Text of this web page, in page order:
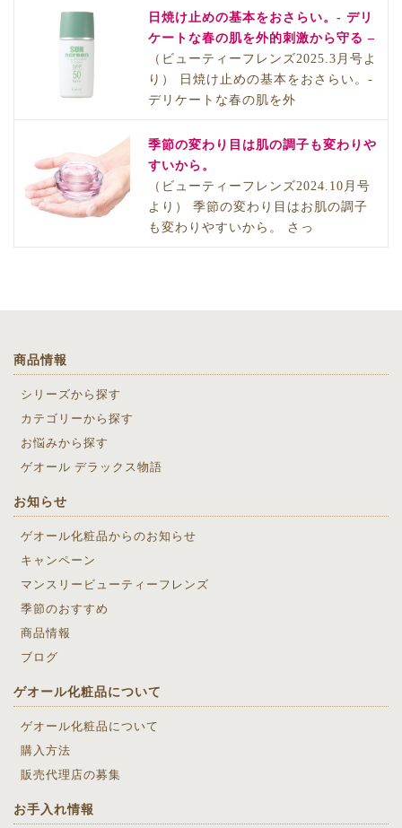
日焼け止めの基本をおさらい。- デリ
ケートな春の肌を外的刺激から守る –
（ビューティーフレンズ2025.3月号よ
り） 日焼け止めの基本をおさらい。-
デリケートな春の肌を外
季節の変わり目は肌の調子も変わりや
すいから。
（ビューティーフレンズ2024.10月号
より） 季節の変わり目はお肌の調子
も変わりやすいから。 さっ
商品情報
シリーズから探す
カテゴリーから探す
お悩みから探す
ゲオール デラックス物語
お知らせ
ゲオール化粧品からのお知らせ
キャンペーン
マンスリービューティーフレンズ
季節のおすすめ
商品情報
ブログ
ゲオール化粧品について
ゲオール化粧品について
購入方法
販売代理店の募集
お手入れ情報